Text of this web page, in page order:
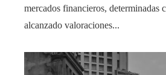
mercados financieros, determinadas
alcanzado valoraciones...